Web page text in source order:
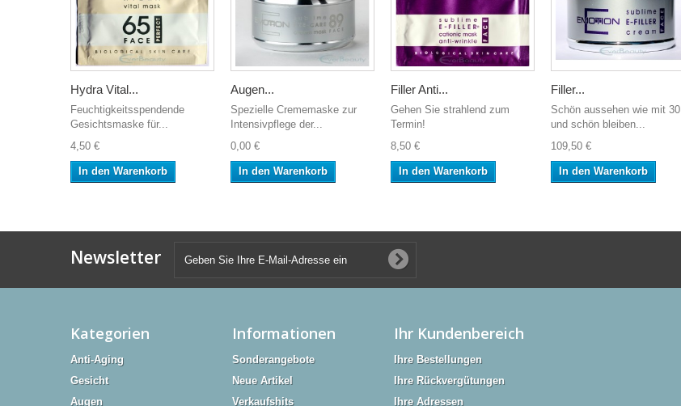
Hydra Vital...
Feuchtigkeitsspendende
Gesichtsmaske für...
4,50 €
In den Warenkorb
Augen...
Spezielle Crememaske zur
Intensivpflege der...
0,00 €
In den Warenkorb
Filler Anti...
Gehen Sie strahlend zum
Termin!
8,50 €
In den Warenkorb
Filler...
Schön aussehen wie mit 30
und schön bleiben...
109,50 €
In den Warenkorb
Newsletter
Kategorien
Anti-Aging
Gesicht
Augen
Informationen
Sonderangebote
Neue Artikel
Verkaufshits
Ihr Kundenbereich
Ihre Bestellungen
Ihre Rückvergütungen
Ihre Adressen